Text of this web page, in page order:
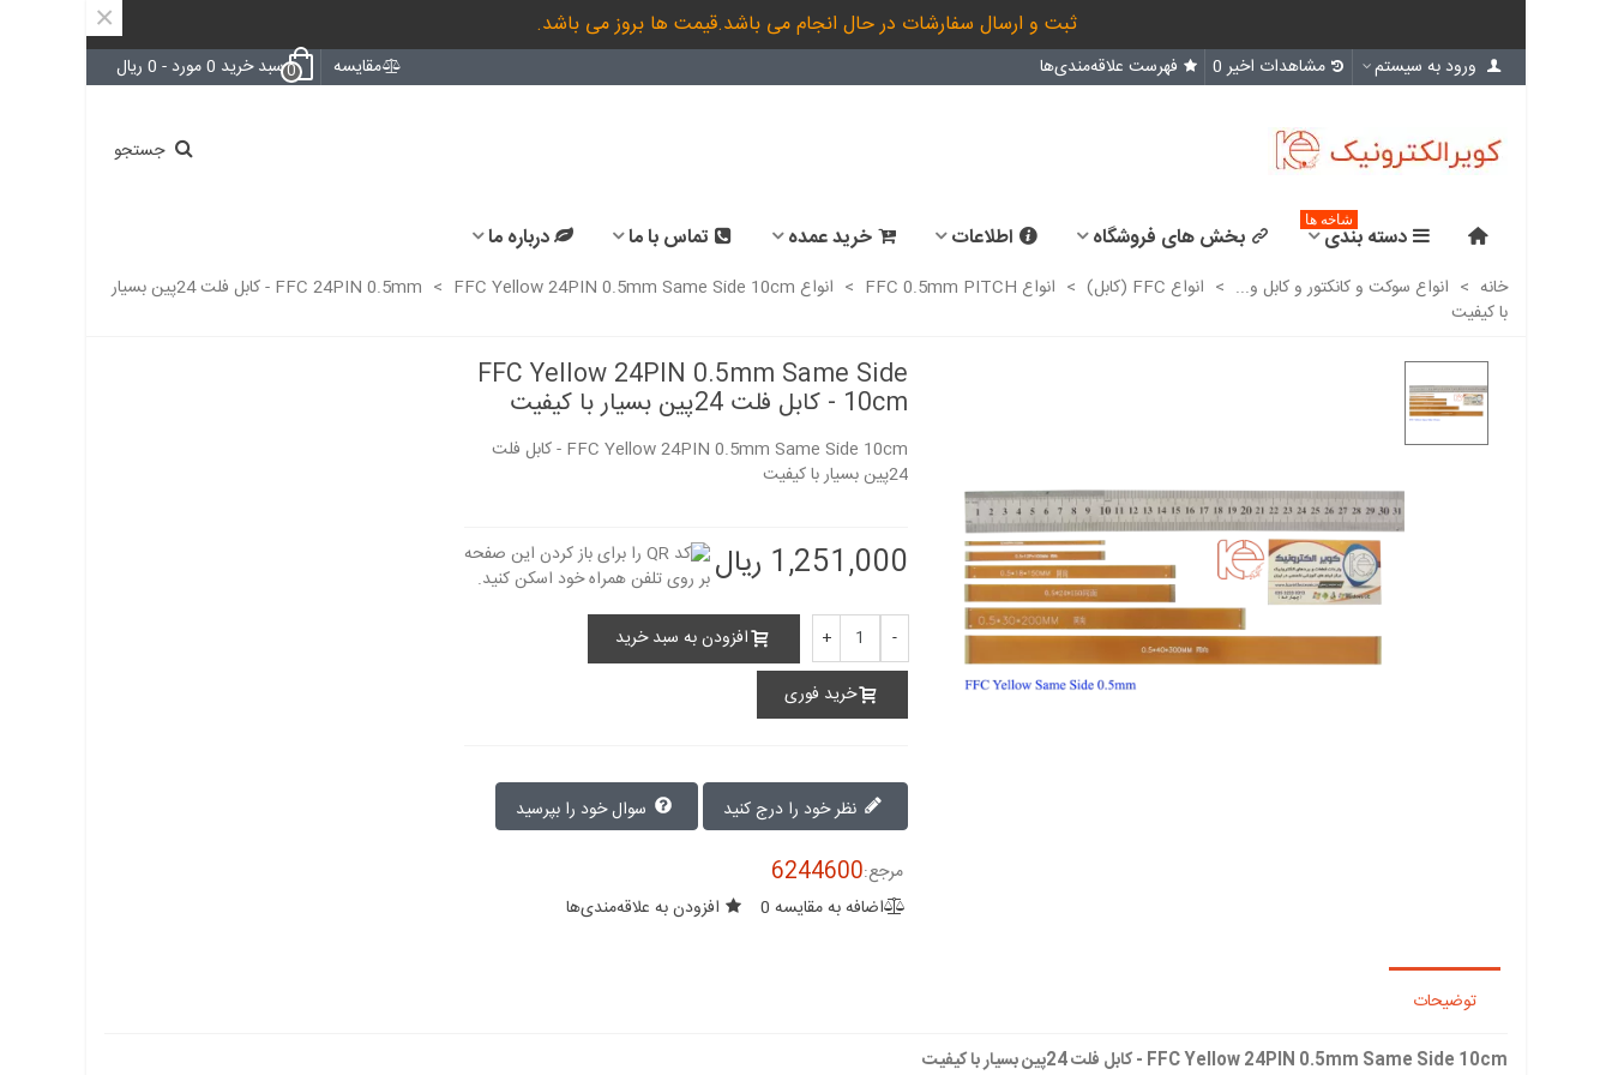
ثبت و ارسال سفارشات در حال انجام می باشد.قیمت ها بروز می باشد. ×
ورود به سیستم مشاهدات اخیر 0 فهرست علاقه‌مندی‌ها مقایسه 0سبد خرید 0مورد - 0 ریال
جستجو
دسته بندی
شاخه ها
بخش های فروشگاه اطلاعات خرید عمده تماس با ما درباره ما
خانه > انواع سوکت و کانکتور و کابل و... > انواع FFC (کابل) > انواع FFC 0.5mm PITCH > انواع FFC 24PIN 0.5mm >
FFC Yellow 24PIN 0.5mm Same Side 10cm - کابل فلت 24پین بسیار
با کیفیت
FFC Yellow 24PIN 0.5mm Same Side
10cm - کابل فلت 24پین بسیار با کیفیت
FFC Yellow 24PIN 0.5mm Same Side 10cm - کابل فلت
24پین بسیار با کیفیت
1,251,000 ریال
-
+
افزودن به سبد خرید
خرید فوری
مرجع:6244600
اضافه به مقایسه 0 افزودن به علاقه‌مندی‌ها
توضیحات
FFC Yellow 24PIN 0.5mm Same Side 10cm - کابل فلت 24پین بسیار با کیفیت